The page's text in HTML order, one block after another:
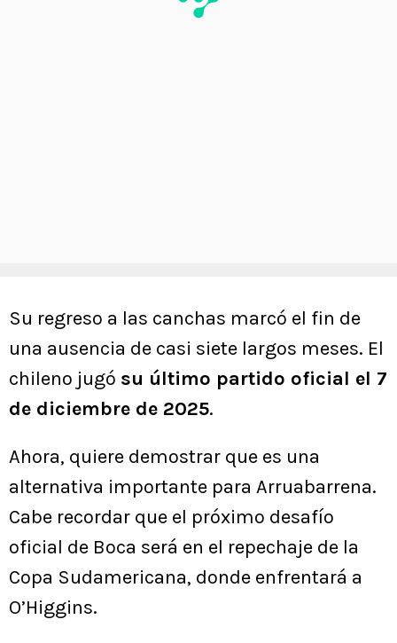
Su regreso a las canchas marcó el fin de
una ausencia de casi siete largos meses. El
chileno jugó su último partido oficial el 7
de diciembre de 2025.
Ahora, quiere demostrar que es una
alternativa importante para Arruabarrena.
Cabe recordar que el próximo desafío
oficial de Boca será en el repechaje de la
Copa Sudamericana, donde enfrentará a
O’Higgins.